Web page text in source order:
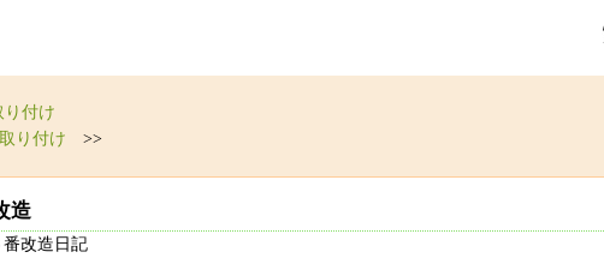
り付け
り付け >>
造
番改造日記